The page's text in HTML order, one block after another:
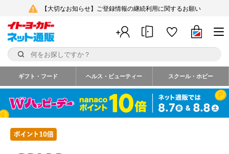
【大切なお知らせ】ご登録情報の継続利用に関するお願い
ギフト・フード ヘルス・ビューティー スクール・ホビー